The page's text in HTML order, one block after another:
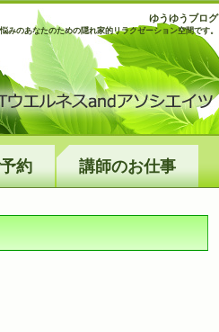
ゆうゆうブログ
のあなたのための隠れ家的リラクゼーション空間です。
約 講師のお仕事